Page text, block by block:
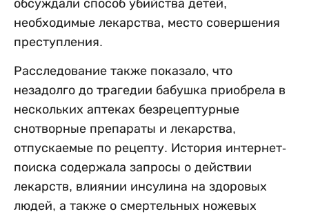
обсуждали способ убийства детей,
необходимые лекарства, место совершения
преступления.
Расследование также показало, что
незадолго до трагедии бабушка приобрела в
нескольких аптеках безрецептурные
снотворные препараты и лекарства,
отпускаемые по рецепту. История интернет-
поиска содержала запросы о действии
лекарств, влиянии инсулина на здоровых
людей, а также о смертельных ножевых